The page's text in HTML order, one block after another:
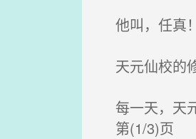
他叫，任真！
天元仙校的
每一天，天
第(1/3)页